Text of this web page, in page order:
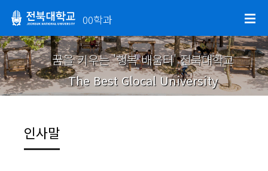
00학과
꿈을 키우는 '행복 배움터' 전북대학교
The Best Glocal University
인사말